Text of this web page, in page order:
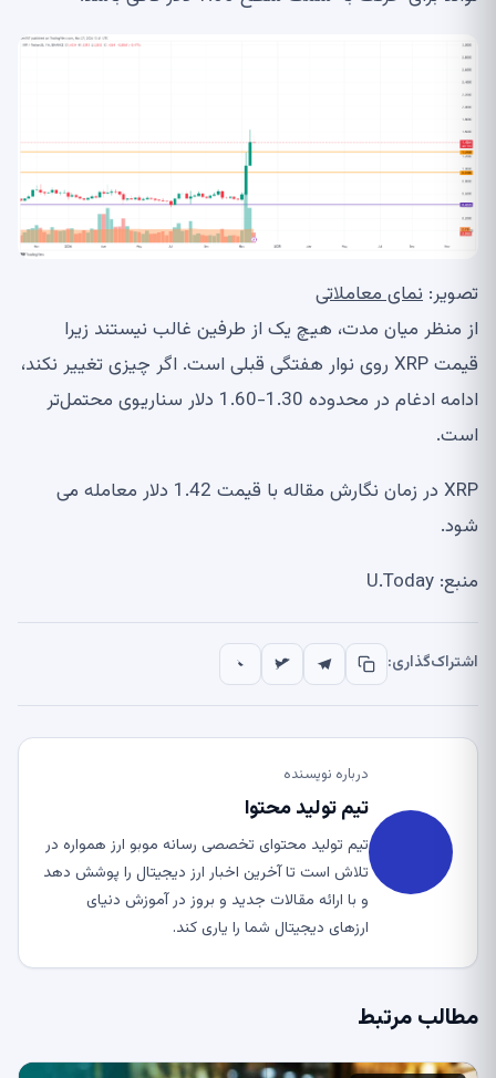
تصویر: نمای معاملاتی
از منظر میان مدت، هیچ یک از طرفین غالب نیستند زیرا
قیمت XRP روی نوار هفتگی قبلی است. اگر چیزی تغییر نکند،
ادامه ادغام در محدوده 1.30-1.60 دلار سناریوی محتمل‌تر
است.
XRP در زمان نگارش مقاله با قیمت 1.42 دلار معامله می
شود.
منبع: U.Today
اشتراک‌گذاری:
درباره نویسنده
تیم تولید محتوا
تیم تولید محتوای تخصصی رسانه موبو ارز همواره در
تلاش است تا آخرین اخبار ارز دیجیتال را پوشش دهد
و با ارائه مقالات جدید و بروز در آموزش دنیای
ارزهای دیجیتال شما را یاری کند.
مطالب مرتبط